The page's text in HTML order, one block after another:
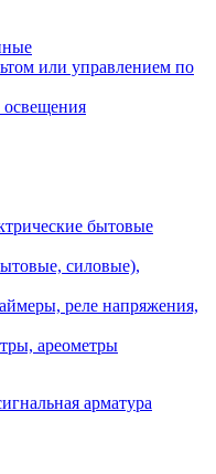
или управлением по
бытовые
силовые),
реле напряжения,
ареометры
арматура